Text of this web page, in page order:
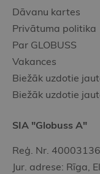
Dāvanu kartes
Privātuma politika
Par GLOBUSS
Vakances
Biežāk uzdotie
Biežāk uzdotie
SIA "Globuss A"
Reģ. Nr.
Jur. adrese: Rīga,